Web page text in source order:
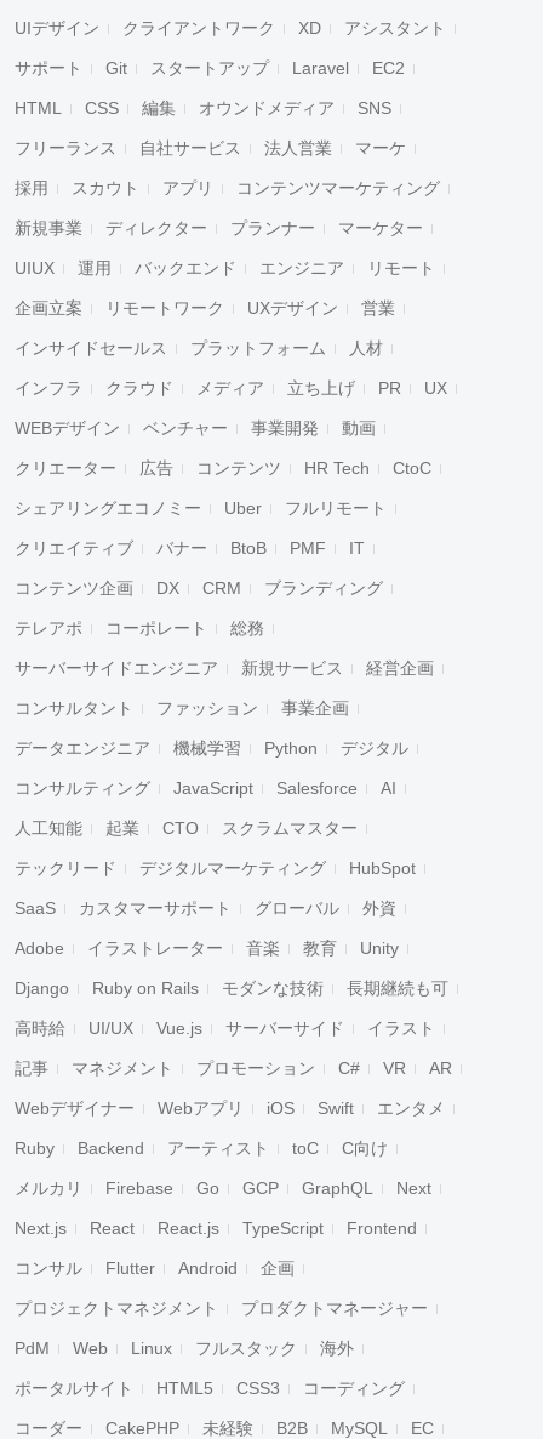
UIデザイン クライアントワーク XD アシスタント
サポート Git スタートアップ Laravel EC2
HTML CSS 編集 オウンドメディア SNS
フリーランス 自社サービス 法人営業 マーケ
採用 スカウト アプリ コンテンツマーケティング
新規事業 ディレクター プランナー マーケター
UIUX 運用 バックエンド エンジニア リモート
企画立案 リモートワーク UXデザイン 営業
インサイドセールス プラットフォーム 人材
インフラ クラウド メディア 立ち上げ PR UX
WEBデザイン ベンチャー 事業開発 動画
クリエーター 広告 コンテンツ HR Tech CtoC
シェアリングエコノミー Uber フルリモート
クリエイティブ バナー BtoB PMF IT
コンテンツ企画 DX CRM ブランディング
テレアポ コーポレート 総務
サーバーサイドエンジニア 新規サービス 経営企画
コンサルタント ファッション 事業企画
データエンジニア 機械学習 Python デジタル
コンサルティング JavaScript Salesforce AI
人工知能 起業 CTO スクラムマスター
テックリード デジタルマーケティング HubSpot
SaaS カスタマーサポート グローバル 外資
Adobe イラストレーター 音楽 教育 Unity
Django Ruby on Rails モダンな技術 長期継続も可
高時給 UI/UX Vue.js サーバーサイド イラスト
記事 マネジメント プロモーション C# VR AR
Webデザイナー Webアプリ iOS Swift エンタメ
Ruby Backend アーティスト toC C向け
メルカリ Firebase Go GCP GraphQL Next
Next.js React React.js TypeScript Frontend
コンサル Flutter Android 企画
プロジェクトマネジメント プロダクトマネージャー
PdM Web Linux フルスタック 海外
ポータルサイト HTML5 CSS3 コーディング
コーダー CakePHP 未経験 B2B MySQL EC